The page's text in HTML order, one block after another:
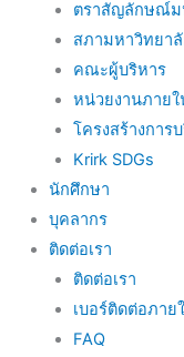
ตราสัญลักษณ์ม
สภามหาวิทยาลั
คณะผู้บริหาร
หน่วยงานภาย
โครงสร้างการ
Krirk SDGs
นักศึกษา
บุคลากร
ติดต่อเรา
ติดต่อเรา
เบอร์ติดต่อภาย
FAQ